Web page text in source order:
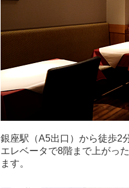
銀座駅（A5出口）から徒歩2
エレベータで8階まで上がっ
ます。